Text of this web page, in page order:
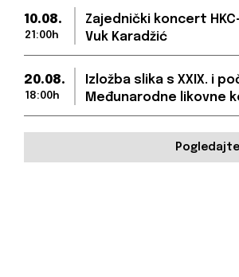
10.08.
21:00h
Zajednički koncert
Vuk Karadžić
20.08.
18:00h
Izložba slika s XXIX. i
Međunarodne likovne